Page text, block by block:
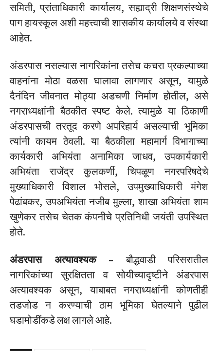
समिती, प्रांताधिकारी कार्यालय, सह्याद्री शिक्षणसंस्थेचे
पाग हायस्कूल अशी महत्त्वाची शासकीय कार्यालये व संस्था
आहेत.
अंडरपास नसल्यास नागरिकांना तसेच कचरा प्रकल्पाच्या
वाहनांना मोठा वळसा घालावा लागणार असून, यामुळे
दैनंदिन जीवनात मोठ्या अडचणी निर्माण होतील, असे
नगराध्यक्षांनी बैठकीत स्पष्ट केले. त्यामुळे या ठिकाणी
अंडरपासची तरतूद करणे अपरिहार्य असल्याची भूमिका
त्यांनी कायम ठेवली. या बैठकीला महामार्ग विभागाच्या
कार्यकारी अभियंता अनामिका जाधव, उपकार्यकारी
अभियंता राजेंद्र कुलकर्णी, चिपळूण नगरपरिषदेचे
मुख्याधिकारी विशाल भोसले, उपमुख्याधिकारी मंगेश
पेढांबकर, उपअभियंता नजीब मुल्ला, शाखा अभियंता शाम
खुणेकर तसेच चेतक कंपनीचे प्रतिनिधी जयंती उपस्थित
होते.
अंडरपास अत्यावश्यक – बौद्धवाडी परिसरातील
नागरिकांच्या सुरक्षितता व सोयीच्यादृष्टीने अंडरपास
अत्यावश्यक असून, याबाबत नगराध्यक्षांनी कोणतीही
तडजोड न करण्याची ठाम भूमिका घेतल्याने पुढील
घडामोडींकडे लक्ष लागले आहे.